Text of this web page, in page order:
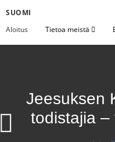
SUOMI
Aloitus
Tietoa meistä
Jeesuksen
todistajia –